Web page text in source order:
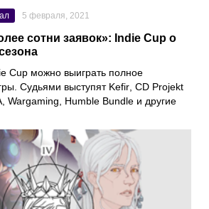
5 февраля, 2021
сотни заявок»: Indie Cup о
Cup можно выиграть полное
Судьями выступят Kefir CD Projekt
Wargaming Humble Bundle и другие